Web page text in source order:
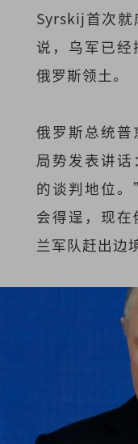
Syrskij首次就
说，乌军已经
俄罗斯领土。
俄罗斯总统普
局势发表讲
的谈判地位
会得逞，现
兰军队赶出边